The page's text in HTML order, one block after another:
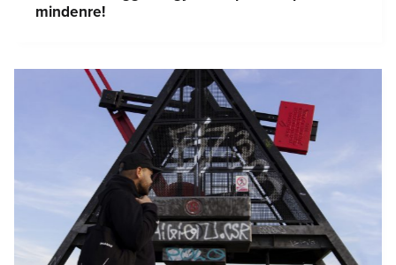
mindenre!